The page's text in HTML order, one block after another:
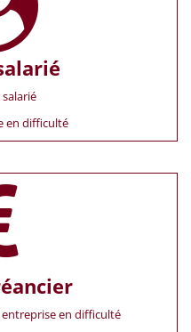
en difficulté
en difficulté